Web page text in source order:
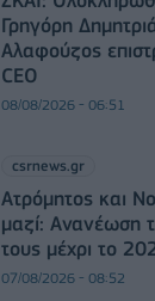
Γρηγόρη
Αλαφούζος
CEO
08/08/2026 - 06:51
csrnews.gr
Ατρόμητος και
μαζί: Ανανέωση
τους μέχρι το
07/08/2026 - 08:52